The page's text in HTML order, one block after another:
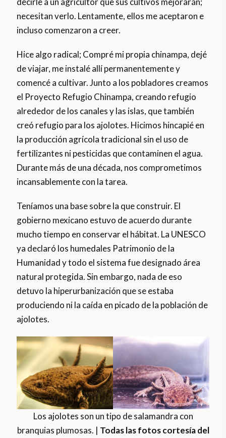
necesitan verlo. Lentamente, ellos me aceptaron e
incluso comenzaron a creer.
Hice algo radical; Compré mi propia chinampa, dejé
de viajar, me instalé allí permanentemente y
comencé a cultivar. Junto a los pobladores creamos
el Proyecto Refugio Chinampa, creando refugio
alrededor de los canales y las islas, que también
creó refugio para los ajolotes. Hicimos hincapié en
la producción agrícola tradicional sin el uso de
fertilizantes ni pesticidas que contaminen el agua.
Durante más de una década, nos comprometimos
incansablemente con la tarea.
Teníamos una base sobre la que construir. El
gobierno mexicano estuvo de acuerdo durante
mucho tiempo en conservar el hábitat. La UNESCO
ya declaró los humedales Patrimonio de la
Humanidad y todo el sistema fue designado área
natural protegida. Sin embargo, nada de eso
detuvo la hiperurbanización que se estaba
produciendo ni la caída en picado de la población de
ajolotes.
Los ajolotes son un tipo de salamandra con
branquias plumosas. | Todas las fotos cortesía del